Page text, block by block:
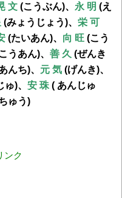
文 (こうぶん)、 永 明 (え
(みょうじょう)、 栄 可
(たいあん)、 向 旺 (こう
うあん)、 善 久 (ぜんき
んち)、 元 気 (げんき)、
)、 安 珠 ( あんじゅ
ゅう)
ンク